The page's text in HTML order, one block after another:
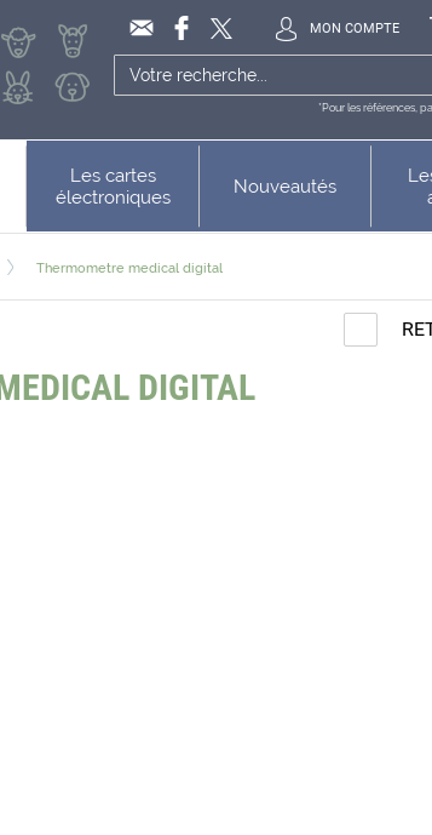
MON COMPTE
*Pour les références,
Les cartes
électroniques
Nouveautés
Thermometre medical digital
DIGITAL